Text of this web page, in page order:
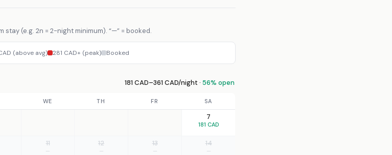
stay (e.g. 2n = 2-night minimum). “—” = booked.
(above avg) 281 CAD+ (peak) Booked
181 CAD–361 CAD/night · 56% open
WE TH FR SA
7
181 CAD
11
—
12
—
13
—
14
—